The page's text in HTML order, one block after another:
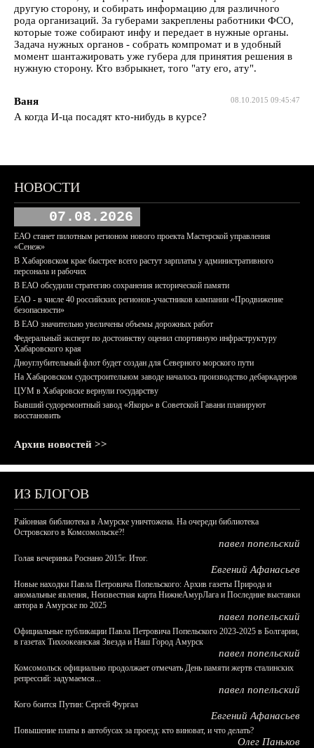
другую сторону, и собирать информацию для различного
рода организаций. За губерами закреплены работники ФСО,
которые тоже собирают инфу и передает в нужные органы.
Задача нужных органов - собрать компромат и в удобный
момент шантажировать уже губера для принятия решения в
нужную сторону. Кто взбрыкнет, того "ату его, ату".
08.10.2015 09:45:47
Ваня
А когда И-ца посадят кто-нибудь в курсе?
НОВОСТИ
07.08.2026
ЕАО станет пилотным регионом нового проекта Мастерской управления
«Сенеж»
В Хабаровском крае быстрее всего растут зарплаты у административного
персонала и рабочих
В ЕАО обсудили стратегию сохранения исторической памяти
ЕАО - в числе 40 российских регионов-участников кампании «Продвижение
безопасности»
В ЕАО значительно увеличены объемы дорожных работ
Федеральный эксперт по достоинству оценил спортивную инфраструктуру
Хабаровского края
Дноуглубительный флот будет создан для Северного морского пути
На Хабаровском судостроительном заводе началось производство дебаркадеров
ЦУМ в Хабаровске вернули государству
Бывший судоремонтный завод «Якорь» в Советской Гавани планируют
восстановить
Архив новостей >>
ИЗ БЛОГОВ
Районная библиотека в Амурске уничтожена. На очереди библиотека
Островского в Комсомольске?!
павел попельский
Голая вечеринка Роснано 2015г. Итог.
Евгений Афанасьев
Новые находки Павла Петровича Попельского: Архив газеты Природа и
аномальные явления, Неизвестная карта НижнеАмурЛага и Последние выставки
автора в Амурске по 2025
павел попельский
Официальные публикации Павла Петровича Попельского 2023-2025 в Болгарии,
в газетах Тихоокеанская Звезда и Наш Город Амурск
павел попельский
Комсомольск официально продолжает отмечать День памяти жертв сталинских
репрессий: задумаемся...
павел попельский
Кого боится Путин: Сергей Фургал
Евгений Афанасьев
Повышение платы в автобусах за проезд: кто виноват, и что делать?
Олег Паньков